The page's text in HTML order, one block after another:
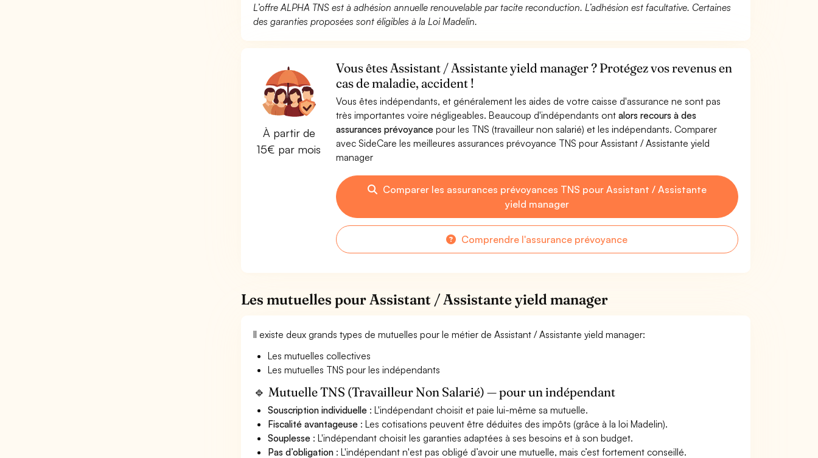
L’offre ALPHA TNS est à adhésion annuelle renouvelable par tacite reconduction. L’adhésion est facultative. Certaines
des garanties proposées sont éligibles à la Loi Madelin.
À partir de
15€ par mois
Vous êtes Assistant / Assistante yield manager ? Protégez vos revenus en
cas de maladie, accident !
Vous êtes indépendants, et généralement les aides de votre caisse d'assurance ne sont pas
très importantes voire négligeables. Beaucoup d'indépendants ont alors recours à des
assurances prévoyancepour les TNS (travailleur non salarié) et les indépendants. Comparer
avec SideCare les meilleures assurances prévoyance TNS pour Assistant / Assistante yield
manager
Comparer les assurances prévoyances TNS pour Assistant / Assistante
yield manager
Comprendre l'assurance prévoyance
Les mutuelles pour Assistant / Assistante yield manager
Il existe deux grands types de mutuelles pour le métier de Assistant / Assistante yield manager:
Les mutuelles collectives
Les mutuelles TNS pour les indépendants
🔹 Mutuelle TNS (Travailleur Non Salarié) — pour un indépendant
Souscription individuelle : L'indépendant choisit et paie lui-même sa mutuelle.
Fiscalité avantageuse : Les cotisations peuvent être déduites des impôts (grâce à la loi Madelin).
Souplesse : L'indépendant choisit les garanties adaptées à ses besoins et à son budget.
Pas d’obligation : L'indépendant n'est pas obligé d’avoir une mutuelle, mais c’est fortement conseillé.